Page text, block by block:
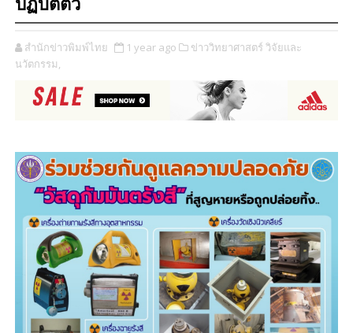
ปฏิบัติตัว
สำนักข่าวพิมพ์ไทย 1 year ago
ข่าววิทยาศาสตร์ วิจัยและ
นวัตกรรม,